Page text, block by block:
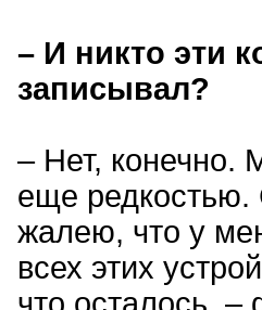
– И никто эти
записывал?
– Нет, конечно.
еще редкостью.
жалею, что у
всех этих